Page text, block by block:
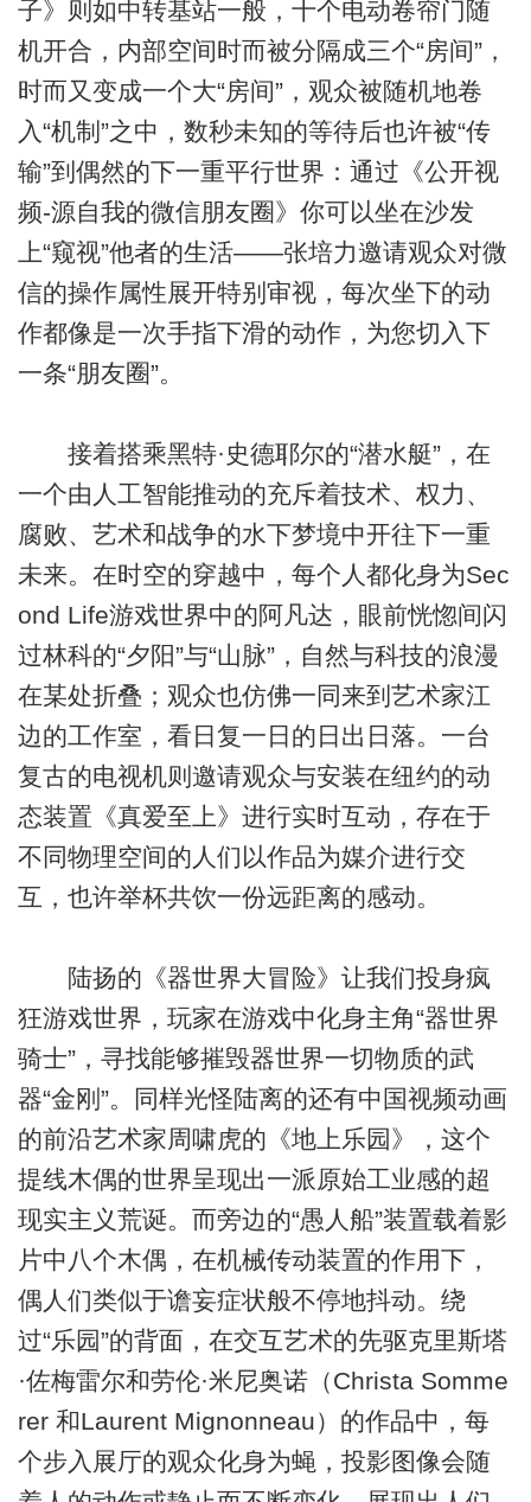
子》则如中转基站一般，十个电动卷帘门随
机开合，内部空间时而被分隔成三个“房间”，
时而又变成一个大“房间”，观众被随机地卷
入“机制”之中，数秒未知的等待后也许被“传
输”到偶然的下一重平行世界：通过《公开视
频-源自我的微信朋友圈》你可以坐在沙发
上“窥视”他者的生活——张培力邀请观众对微
信的操作属性展开特别审视，每次坐下的动
作都像是一次手指下滑的动作，为您切入下
一条“朋友圈”。
接着搭乘黑特·史德耶尔的“潜水艇”，在
一个由人工智能推动的充斥着技术、权力、
腐败、艺术和战争的水下梦境中开往下一重
未来。在时空的穿越中，每个人都化身为Sec
ond Life游戏世界中的阿凡达，眼前恍惚间闪
过林科的“夕阳”与“山脉”，自然与科技的浪漫
在某处折叠；观众也仿佛一同来到艺术家江
边的工作室，看日复一日的日出日落。一台
复古的电视机则邀请观众与安装在纽约的动
态装置《真爱至上》进行实时互动，存在于
不同物理空间的人们以作品为媒介进行交
互，也许举杯共饮一份远距离的感动。
陆扬的《器世界大冒险》让我们投身疯
狂游戏世界，玩家在游戏中化身主角“器世界
骑士”，寻找能够摧毁器世界一切物质的武
器“金刚”。同样光怪陆离的还有中国视频动画
的前沿艺术家周啸虎的《地上乐园》，这个
提线木偶的世界呈现出一派原始工业感的超
现实主义荒诞。而旁边的“愚人船”装置载着影
片中八个木偶，在机械传动装置的作用下，
偶人们类似于谵妄症状般不停地抖动。绕
过“乐园”的背面，在交互艺术的先驱克里斯塔
·佐梅雷尔和劳伦·米尼奥诺（Christa Somme
rer 和Laurent Mignonneau）的作品中，每
个步入展厅的观众化身为蝇，投影图像会随